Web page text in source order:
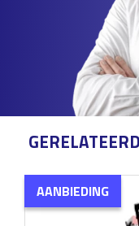
AANBIEDING